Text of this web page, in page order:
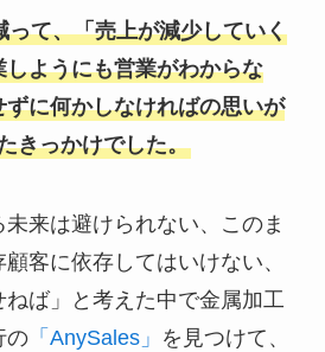
って、「売上が減少していく
ようにも営業がわからな
に何かしなければの思いが
きっかけでした。
来は避けられない、このま
客に依存してはいけない、
ねば」と考えた中で金属加工
の「AnySales」 を見つけて、